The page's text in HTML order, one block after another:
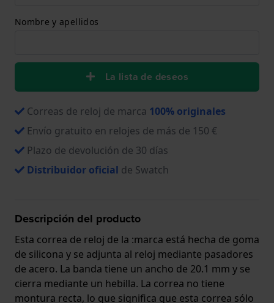
Nombre y apellidos
La lista de deseos
Correas de reloj de marca 100% originales
Envío gratuito en relojes de más de 150 €
Plazo de devolución de 30 días
Distribuidor oficial de Swatch
Descripción del producto
Esta correa de reloj de la :marca está hecha de goma
de silicona y se adjunta al reloj mediante pasadores
de acero. La banda tiene un ancho de 20.1 mm y se
cierra mediante un hebilla. La correa no tiene
montura recta, lo que significa que esta correa sólo